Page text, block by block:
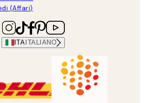
(Affari)
ITA ITALIANO